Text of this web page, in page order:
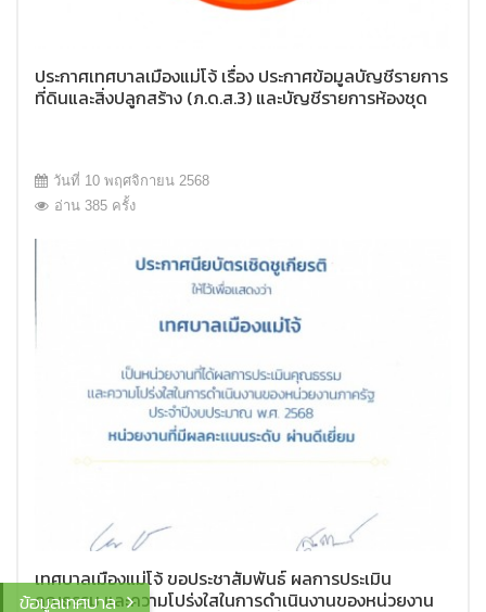
ข้อมูลเทศบาล
ประกาศเทศบาลเมืองแม่โจ้ เรื่อง ประกาศข้อมูลบัญชีรายการ
ที่ดินและสิ่งปลูกสร้าง (ภ.ด.ส.3) และบัญชีรายการห้องชุด
วันที่ 10 พฤศจิกายน 2568
อ่าน 385 ครั้ง
เทศบาลเมืองแม่โจ้ ขอประชาสัมพันธ์ ผลการประเมิน
คุณธรรม และความโปร่งใสในการดำเนินงานของหน่วยงาน